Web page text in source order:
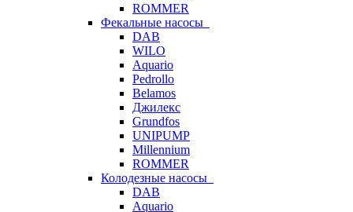
ROMMER
Фекальные насосы
DAB
WILO
Aquario
Pedrollo
Belamos
Джилекс
Grundfos
UNIPUMP
Millennium
ROMMER
Колодезные насосы
DAB
Aquario